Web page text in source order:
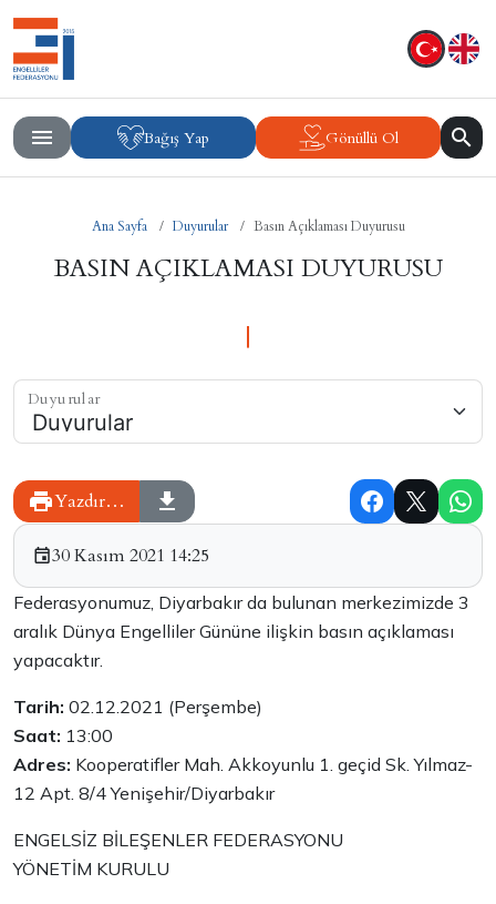
Bağış Yap Gönüllü Ol
Ana Sayfa Duyurular Basın Açıklaması Duyurusu
BASIN AÇIKLAMASI DUYURUSU
Duyurular
Yazdır…
30 Kasım 2021 14:25
Federasyonumuz, Diyarbakır da bulunan merkezimizde 3
aralık Dünya Engelliler Gününe ilişkin basın açıklaması
yapacaktır.
Tarih: 02.12.2021 (Perşembe)
Saat: 13:00
Adres: Kooperatifler Mah. Akkoyunlu 1. geçid Sk. Yılmaz-
12 Apt. 8/4 Yenişehir/Diyarbakır
ENGELSİZ BİLEŞENLER FEDERASYONU
YÖNETİM KURULU